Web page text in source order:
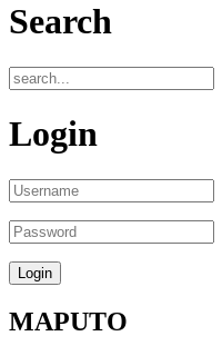
Search
Login
MAPUTO